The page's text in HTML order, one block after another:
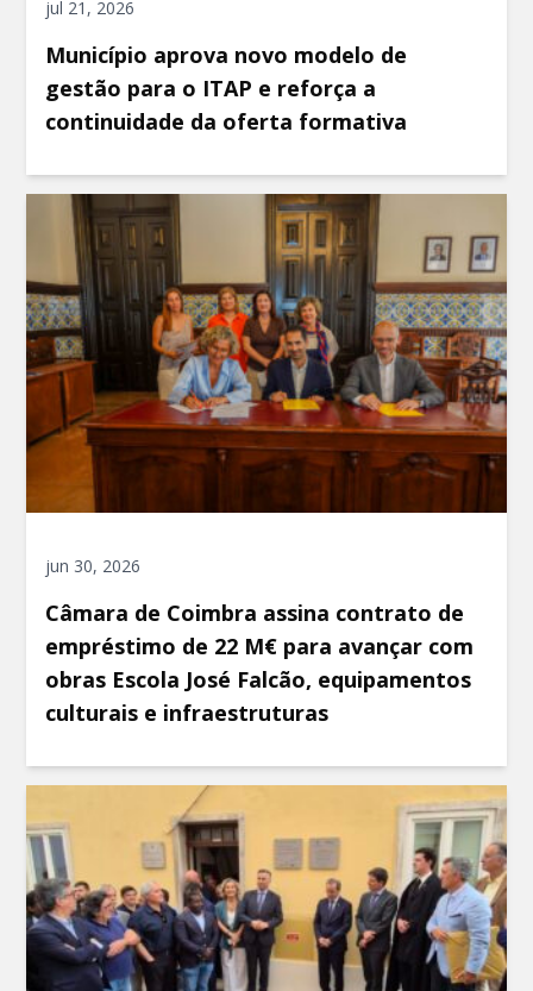
jul 21, 2026
Município aprova novo modelo de
gestão para o ITAP e reforça a
continuidade da oferta formativa
jun 30, 2026
Câmara de Coimbra assina contrato de
empréstimo de 22 M€ para avançar com
obras Escola José Falcão, equipamentos
culturais e infraestruturas